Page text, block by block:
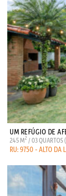
UM REFÚGIO DE
245 M2 / 03 QUARTOS
RU: 9750 - ALTO DA